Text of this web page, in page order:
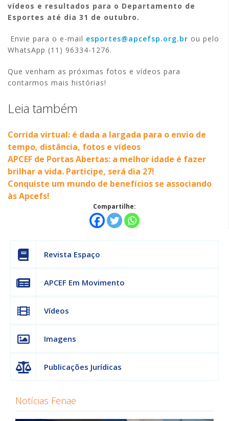
vídeos e resultados para o Departamento de
Esportes até dia 31 de outubro.
Envie para o e-mail esportes@apcefsp.org.br ou pelo
WhatsApp (11) 96334-1276.
Que venham as próximas fotos e vídeos para
contarmos mais histórias!
Leia também
Corrida virtual: é dada a largada para o envio de
tempo, distância, fotos e vídeos
APCEF de Portas Abertas: a melhor idade é fazer
brilhar a vida. Participe, será dia 27!
Conquiste um mundo de benefícios se associando
às Apcefs!
Compartilhe:
Revista Espaço
APCEF Em Movimento
Vídeos
Imagens
Publicações Jurídicas
Notícias Fenae